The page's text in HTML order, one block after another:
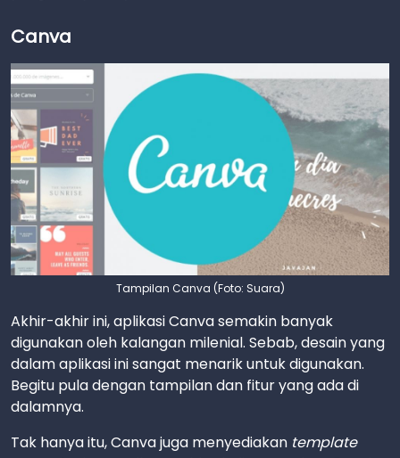
Canva
Tampilan Canva (Foto: Suara)
Akhir-akhir ini, aplikasi Canva semakin banyak
digunakan oleh kalangan milenial. Sebab, desain yang
dalam aplikasi ini sangat menarik untuk digunakan.
Begitu pula dengan tampilan dan fitur yang ada di
dalamnya.
Tak hanya itu, Canva juga menyediakan template